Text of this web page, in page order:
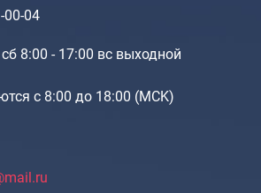
Планшеты
Аксессуары
Мешки для обуви
00-04
8:00 - 17:00 вс выходной
с 8:00 до 18:00 (МCK)